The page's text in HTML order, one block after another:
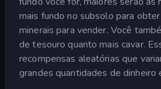
mais fundo no subsolo para
minerais para vender. Você
de tesouro quanto mais cavar.
recompensas aleatórias que
grandes quantidades de dinheiro